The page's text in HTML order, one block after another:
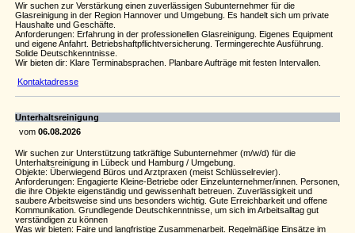
Wir suchen zur Verstärkung einen zuverlässigen Subunternehmer für die
Glasreinigung in der Region Hannover und Umgebung. Es handelt sich um private
Haushalte und Geschäfte.
Anforderungen: Erfahrung in der professionellen Glasreinigung. Eigenes Equipment
und eigene Anfahrt. Betriebshaftpflichtversicherung. Termingerechte Ausführung.
Solide Deutschkenntnisse.
Wir bieten dir: Klare Terminabsprachen. Planbare Aufträge mit festen Intervallen.
Kontaktadresse
Unterhaltsreinigung
vom 06.08.2026
Wir suchen zur Unterstützung tatkräftige Subunternehmer (m/w/d) für die
Unterhaltsreinigung in Lübeck und Hamburg / Umgebung.
Objekte: Überwiegend Büros und Arztpraxen (meist Schlüsselrevier).
Anforderungen: Engagierte Kleine-Betriebe oder Einzelunternehmer/innen. Personen,
die ihre Objekte eigenständig und gewissenhaft betreuen. Zuverlässigkeit und
saubere Arbeitsweise sind uns besonders wichtig. Gute Erreichbarkeit und offene
Kommunikation. Grundlegende Deutschkenntnisse, um sich im Arbeitsalltag gut
verständigen zu können
Was wir bieten: Faire und langfristige Zusammenarbeit. Regelmäßige Einsätze im